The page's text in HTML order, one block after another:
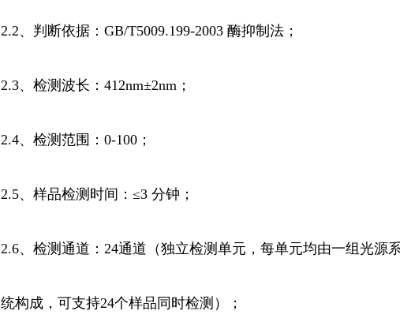
2.2、判断依据：GB/T5009.199-2003 酶抑制法；
2.3、检测波长：412nm±2nm；
2.4、检测范围：0-100；
2.5、样品检测时间：≤3 分钟；
2.6、检测通道：24通道（独立检测单元，每单元均由一组光源
统构成，可支持24个样品同时检测）；